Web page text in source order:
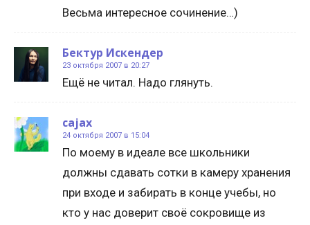
Весьма интересное сочинение…)
Бектур Искендер
23 октября 2007 в 20:27
Ещё не читал. Надо глянуть.
cajax
24 октября 2007 в 15:04
По моему в идеале все школьники
должны сдавать сотки в камеру хранения
при входе и забирать в конце учебы, но
кто у нас доверит своё сокровище из